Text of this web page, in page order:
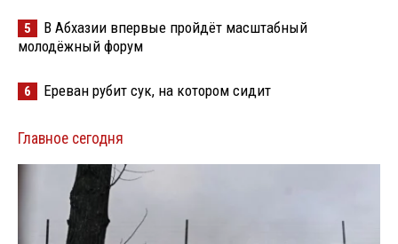
5
В Абхазии впервые пройдёт масштабный
молодёжный форум
6 Ереван рубит сук, на котором сидит
Главное сегодня